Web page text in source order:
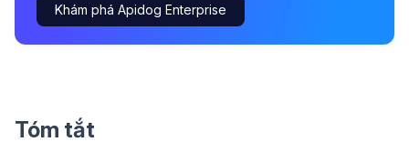
Khám phá Apidog Enterprise
Tóm tắt